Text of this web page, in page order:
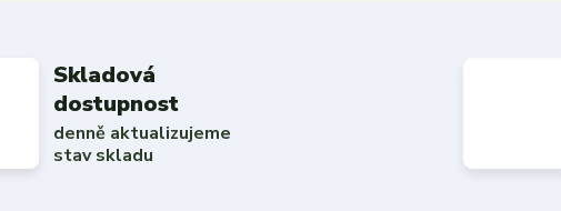
Skladová
dostupnost
denně aktualizujeme
stav skladu